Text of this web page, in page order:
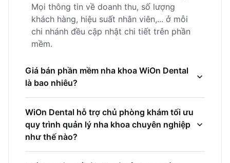
Mọi thông tin về doanh thu, số lượng
khách hàng, hiệu suất nhân viên,... ở mỗi
chi nhánh đều cập nhật chi tiết trên phần
mềm.
Giá bán phần mềm nha khoa WiOn Dental
là bao nhiêu?
Chỉ từ 50.000 đồng/tháng, chủ phòng
khám có thể sở hữu ngay phần mềm quản
lý nha khoa online chuyên nghiệp. Hơn
WiOn Dental hỗ trợ chủ phòng khám tối ưu
quy trình quản lý nha khoa chuyên nghiệp
như thế nào?